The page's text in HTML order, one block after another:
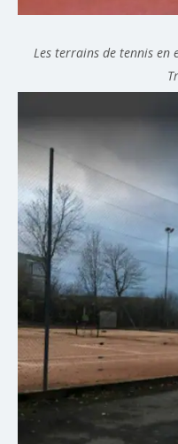
Les terrains de tennis en